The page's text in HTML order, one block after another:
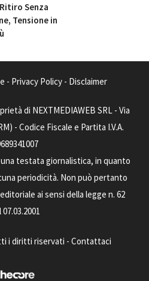
Senza
Tensione in
- Privacy Policy - Disclaimer
di NEXTMEDIAWEB SRL - Via
- Codice Fiscale e Partita I.V.A.
testata giornalistica, in quanto
periodicità. Non può pertanto
ai sensi della legge n. 62
i diritti riservati - Contattaci